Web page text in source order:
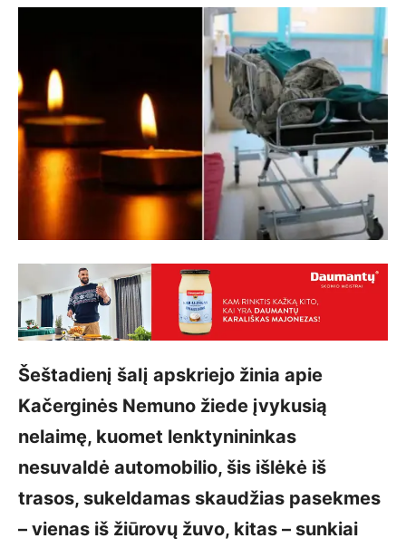
Šeštadienį šalį apskriejo žinia apie
Kačerginės Nemuno žiede įvykusią
nelaimę, kuomet lenktynininkas
nesuvaldė automobilio, šis išlėkė iš
trasos, sukeldamas skaudžias pasekmes
– vienas iš žiūrovų žuvo, kitas – sunkiai